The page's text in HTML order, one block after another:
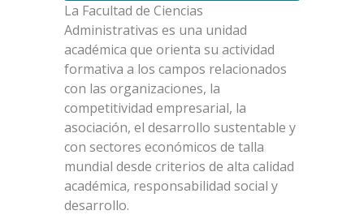
La Facultad de Ciencias
Administrativas es una unidad
académica que orienta su actividad
formativa a los campos relacionados
con las organizaciones, la
competitividad empresarial, la
asociación, el desarrollo sustentable y
con sectores económicos de talla
mundial desde criterios de alta calidad
académica, responsabilidad social y
desarrollo.